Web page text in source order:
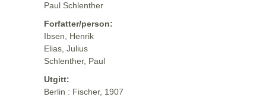
Paul Schlenther
Forfatter/person:
Ibsen, Henrik
Elias, Julius
Schlenther, Paul
Utgitt:
Berlin : Fischer, 1907